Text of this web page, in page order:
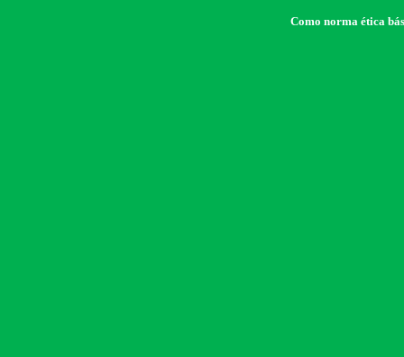
Como norma ética